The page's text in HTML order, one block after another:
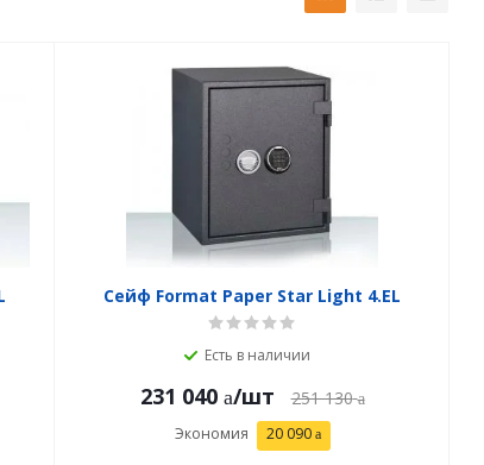
Сейф Format Paper Star Light 4.EL
Есть в наличии
231 040 /шт 251 130
Экономия 20 090